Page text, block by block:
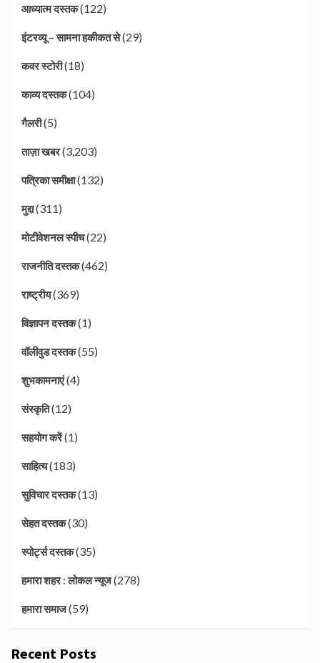
आध्यात्म दस्तक(122)
इंटरव्यू – सामना हकीकत से(29)
कवर स्टोरी(18)
काव्य दस्तक(104)
गैलरी(5)
ताज़ा खबर(3,203)
पत्रिका समीक्षा(132)
मुद्दा(311)
मोटीवेशनल स्पीच(22)
राजनीति दस्तक(462)
राष्ट्रीय(369)
विज्ञापन दस्तक(1)
वॉलीवुड दस्तक(55)
शुभकामनाएं(4)
संस्कृति(12)
सहयोग करें(1)
साहित्य(183)
सुविचार दस्तक(13)
सेहत दस्तक(30)
स्पोर्ट्स दस्तक(35)
हमारा शहर : लोकल न्यूज(278)
हमारा समाज(59)
Recent Posts